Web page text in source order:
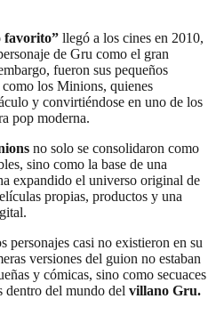
favorito” llegó a los cines en 2010,
de Gru como el gran
fueron sus pequeños
los Minions, quienes
y convirtiéndose en uno de los
pop moderna.
no solo se consolidaron como
sino como la base de una
expandido el universo original de
propias, productos y una
personajes casi no existieron en su
versiones del guion no estaban
y cómicas, sino como secuaces
dentro del mundo del villano Gru.